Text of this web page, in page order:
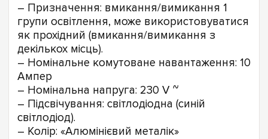
– Призначення: вмикання/вимикання 1
групи освітлення, може використовуватися
як прохідний (вмикання/вимикання з
декількох місць).
– Номінальне комутоване навантаження: 10
Ампер
– Номінальна напруга: 230 V ~
– Підсвічування: світлодіодна (синій
світлодіод).
– Колір: «Алюмінієвий металік»